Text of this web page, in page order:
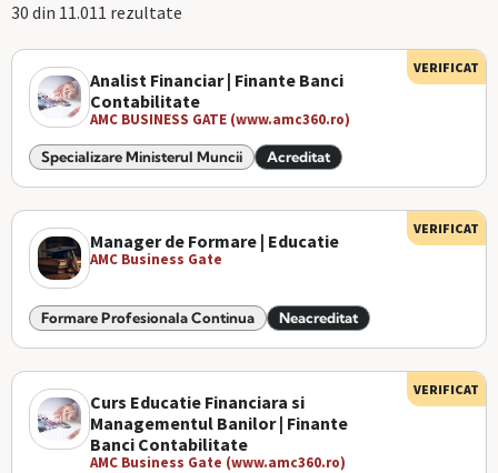
30 din 11.011 rezultate
Analist Financiar | Finante Banci
Contabilitate
AMC BUSINESS GATE (www.amc360.ro)
Specializare Ministerul Muncii Acreditat
VERIFICAT
Manager de Formare | Educatie
AMC Business Gate
Formare Profesionala Continua Neacreditat
VERIFICAT
Curs Educatie Financiara si
Managementul Banilor | Finante
Banci Contabilitate
AMC Business Gate (www.amc360.ro)
VERIFICAT